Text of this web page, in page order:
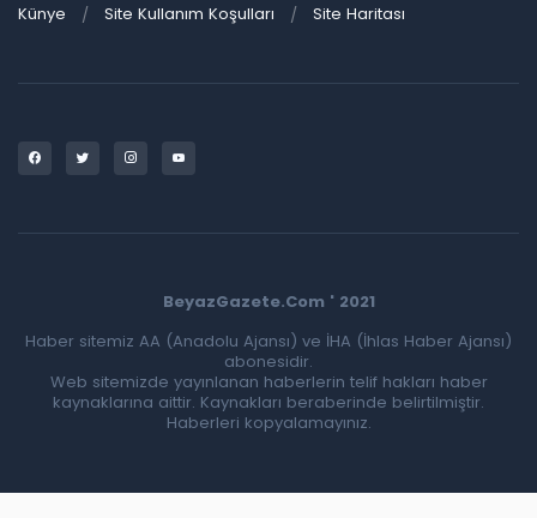
Künye Site Kullanım Koşulları Site Haritası
BeyazGazete.Com ' 2021
Haber sitemiz AA (Anadolu Ajansı) ve İHA (İhlas Haber Ajansı)
abonesidir.
Web sitemizde yayınlanan haberlerin telif hakları haber
kaynaklarına aittir. Kaynakları beraberinde belirtilmiştir.
Haberleri kopyalamayınız.